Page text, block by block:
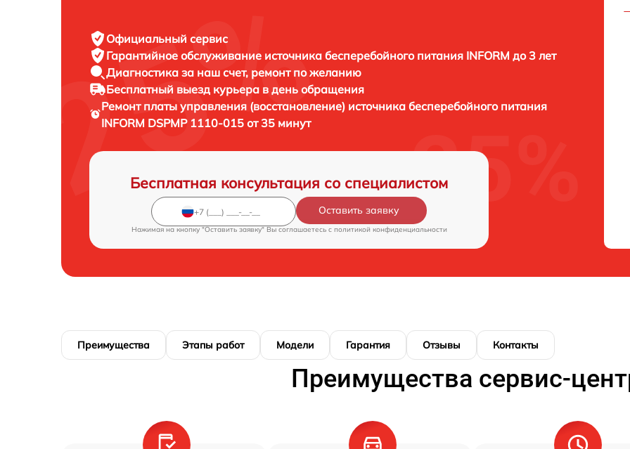
Официальный сервис
Гарантийное обслуживание источника бесперебойного питания INFORM до 3 лет
Диагностика за наш счет, ремонт по желанию
Бесплатный выезд курьера в день обращения
Ремонт платы управления (восстановление) источника бесперебойного питания
INFORM DSPMP 1110-015 от 35 минут
Бесплатная консультация со специалистом
Оставить заявку
Нажимая на кнопку "Оставить заявку" Вы соглашаетесь c политикой конфиденциальности
Преимущества Этапы работ Модели Гарантия Отзывы Контакты
Преимущества сервис-